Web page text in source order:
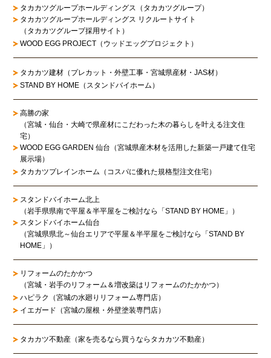
タカカツグループホールディングス（タカカツグループ）
タカカツグループホールディングス リクルートサイト
（タカカツグループ採用サイト）
WOOD EGG PROJECT（ウッドエッグプロジェクト）
タカカツ建材（プレカット・外壁工事・宮城県産材・JAS材）
STAND BY HOME（スタンドバイホーム）
高勝の家
（宮城・仙台・大崎で県産材にこだわった木の暮らしを叶える注文住
宅）
WOOD EGG GARDEN 仙台（宮城県産木材を活用した新築一戸建て住宅
展示場）
タカカツプレインホーム（コスパに優れた規格型注文住宅）
スタンドバイホーム北上
（岩手県県南で平屋＆半平屋をご検討なら「STAND BY HOME」）
スタンドバイホーム仙台
（宮城県県北～仙台エリアで平屋＆半平屋をご検討なら「STAND BY
HOME」）
リフォームのたかかつ
（宮城・岩手のリフォーム＆増改築はリフォームのたかかつ）
ハピラク（宮城の水廻りリフォーム専門店）
イエガード（宮城の屋根・外壁塗装専門店）
タカカツ不動産（家を売るなら買うならタカカツ不動産）